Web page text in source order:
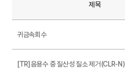
제목
귀금속회수
[TR]음용수 중 질산성 질소 제거(CLR-N)